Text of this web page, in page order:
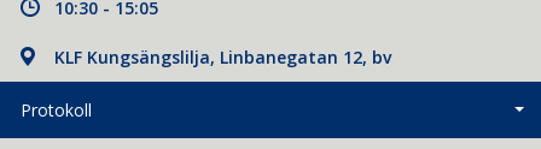
10:30 - 15:05
KLF Kungsängslilja, Linbanegatan 12, bv
Protokoll